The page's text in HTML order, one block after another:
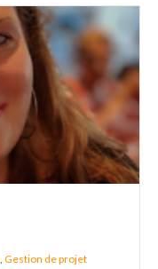
Gestion de projet